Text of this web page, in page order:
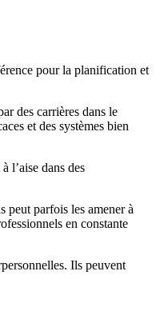
pour la planification et
des carrières dans le
et des systèmes bien
l’aise dans des
peut parfois les amener à
en constante
Ils peuvent